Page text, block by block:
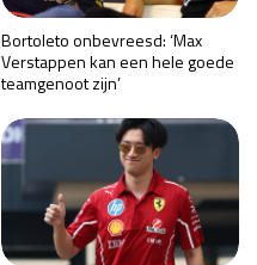
Bortoleto onbevreesd: ‘Max
Verstappen kan een hele goede
teamgenoot zijn’